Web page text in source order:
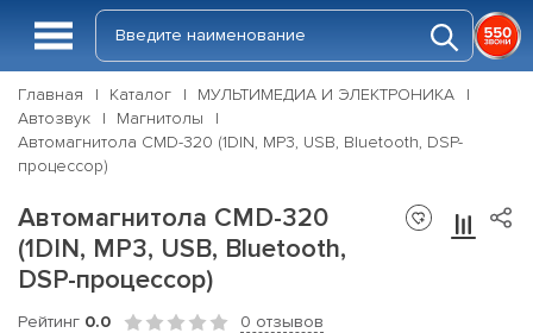
Главная Каталог
МУЛЬТИМЕДИА И ЭЛЕКТРОНИКА
Автозвук
Магнитолы
Автомагнитола CMD-320 (1DIN, MP3, USB, Bluetooth, DSP-
процессор)
Автомагнитола CMD-320
(1DIN, MP3, USB, Bluetooth,
DSP-процессор)
Рейтинг 0.0 0 отзывов